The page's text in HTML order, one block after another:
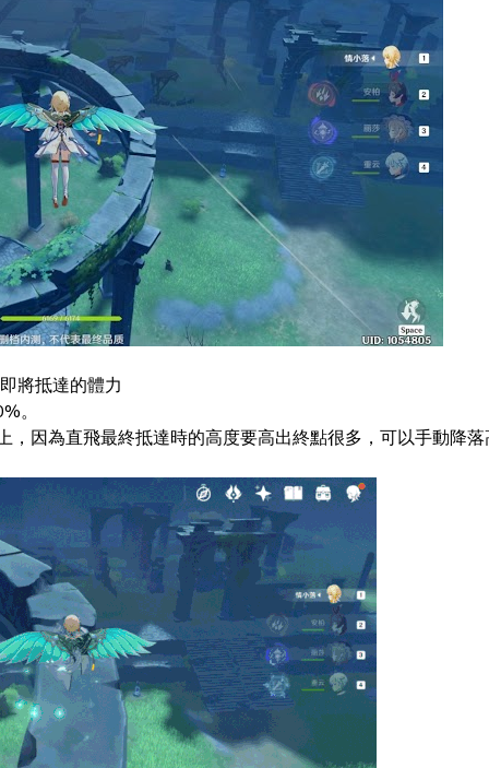
即將抵達的體力
。
，因為直飛最終抵達時的高度要高出終點很多，可以手動降